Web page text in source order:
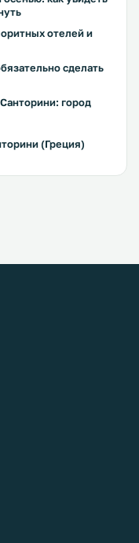
отелей и
сделать
город
(Греция)